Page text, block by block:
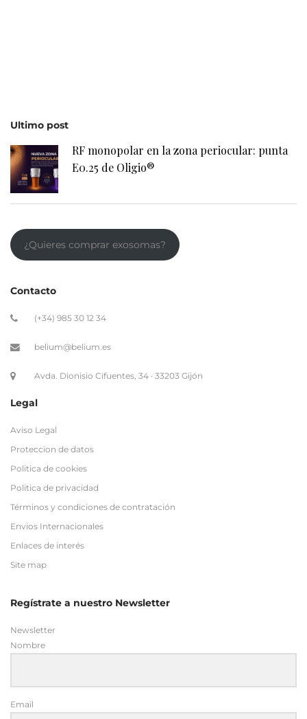
Ultimo post
RF monopolar en la zona periocular: punta
E0.25 de Oligio®
¿Quieres comprar exosomas?
Contacto
(+34) 985 30 12 34
belium@belium.es
Avda. Dionisio Cifuentes, 34 · 33203 Gijón
Legal
Aviso Legal
Proteccion de datos
Politica de cookies
Politica de privacidad
Términos y condiciones de contratación
Envios Internacionales
Enlaces de interés
Site map
Regístrate a nuestro Newsletter
Newsletter
Nombre
Email